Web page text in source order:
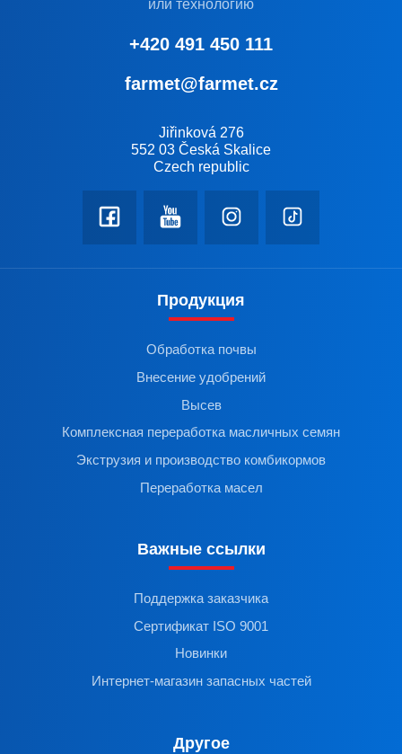
или технологию
+420 491 450 111
farmet@farmet.cz
Jiřinková 276
552 03 Česká Skalice
Czech republic
Продукция
Обработка почвы
Внесение удобрений
Высев
Комплексная переработка масличных семян
Экструзия и производство комбикормов
Переработка масел
Важные ссылки
Поддержка заказчика
Сертификат ISO 9001
Новинки
Интернет-магазин запасных частей
Другое